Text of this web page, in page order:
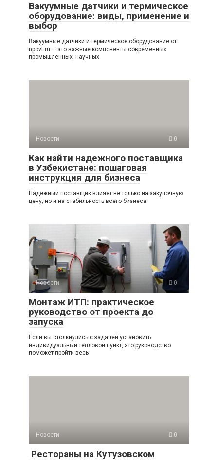
Вакуумные датчики и термическое
оборудование: виды, применение и
выбор
Вакуумные датчики и термическое оборудование от
npovt.ru — это важные компоненты современных
промышленных, научных
Новости 0
Как найти надежного поставщика
в Узбекистане: пошаговая
инструкция для бизнеса
Надежный поставщик влияет не только на закупочную
цену, но и на стабильность всего бизнеса.
Новости 0
Монтаж ИТП: практическое
руководство от проекта до
запуска
Если вы столкнулись с задачей установить
индивидуальный тепловой пункт, это руководство
поможет пройти весь
Новости 0
Рестораны на Кутузовском